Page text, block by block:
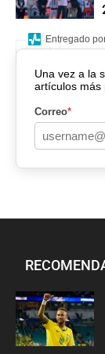
Una vez a la
artículos más
Correo*
Entregado